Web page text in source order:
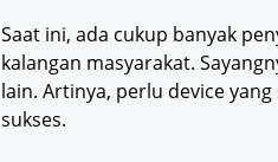
Saat ini, ada cukup banyak
kalangan masyarakat.
lain. Artinya, perlu device
sukses.